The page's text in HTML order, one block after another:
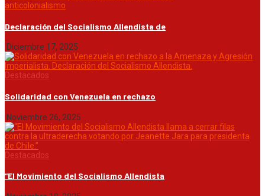
anticolonialismo
Declaración del Socialismo Allendista de
Diciembre 17, 2025
Destacados
Solidaridad con Venezuela en rechazo
Noviembre 26, 2025
Destacados
“El Movimiento del Socialismo Allendista